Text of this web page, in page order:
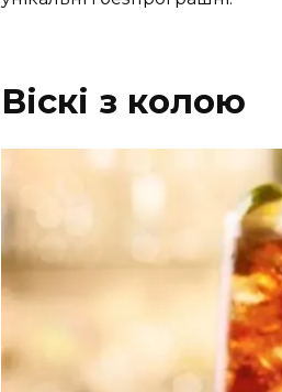
Віскі з колою